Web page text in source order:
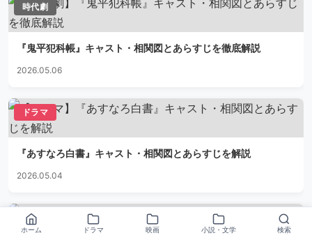
時代劇
『鬼平犯科帳』キャスト・相関図とあらすじを徹底解説
2026.05.06
ドラマ
『あすなろ白書』キャスト・相関図とあらすじを解説
2026.05.04
月9ドラマ
ホーム ドラマ 映画 小説・文学 検索